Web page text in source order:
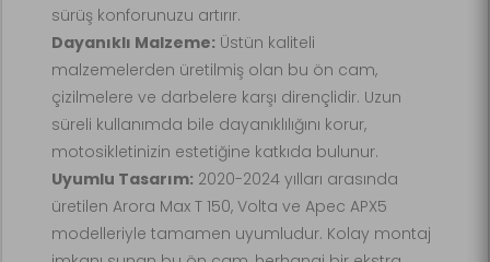
sürüş konforunuzu artırır.
Dayanıklı Malzeme: Üstün kaliteli
malzemelerden üretilmiş olan bu ön cam,
çizilmelere ve darbelere karşı dirençlidir. Uzun
süreli kullanımda bile dayanıklılığını korur,
motosikletinizin estetiğine katkıda bulunur.
Uyumlu Tasarım: 2020-2024 yılları arasında
üretilen Arora Max T 150, Volta ve Apec APX5
modelleriyle tamamen uyumludur. Kolay montaj